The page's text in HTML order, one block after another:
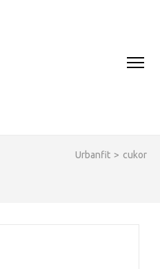
Urbanfit > cukor